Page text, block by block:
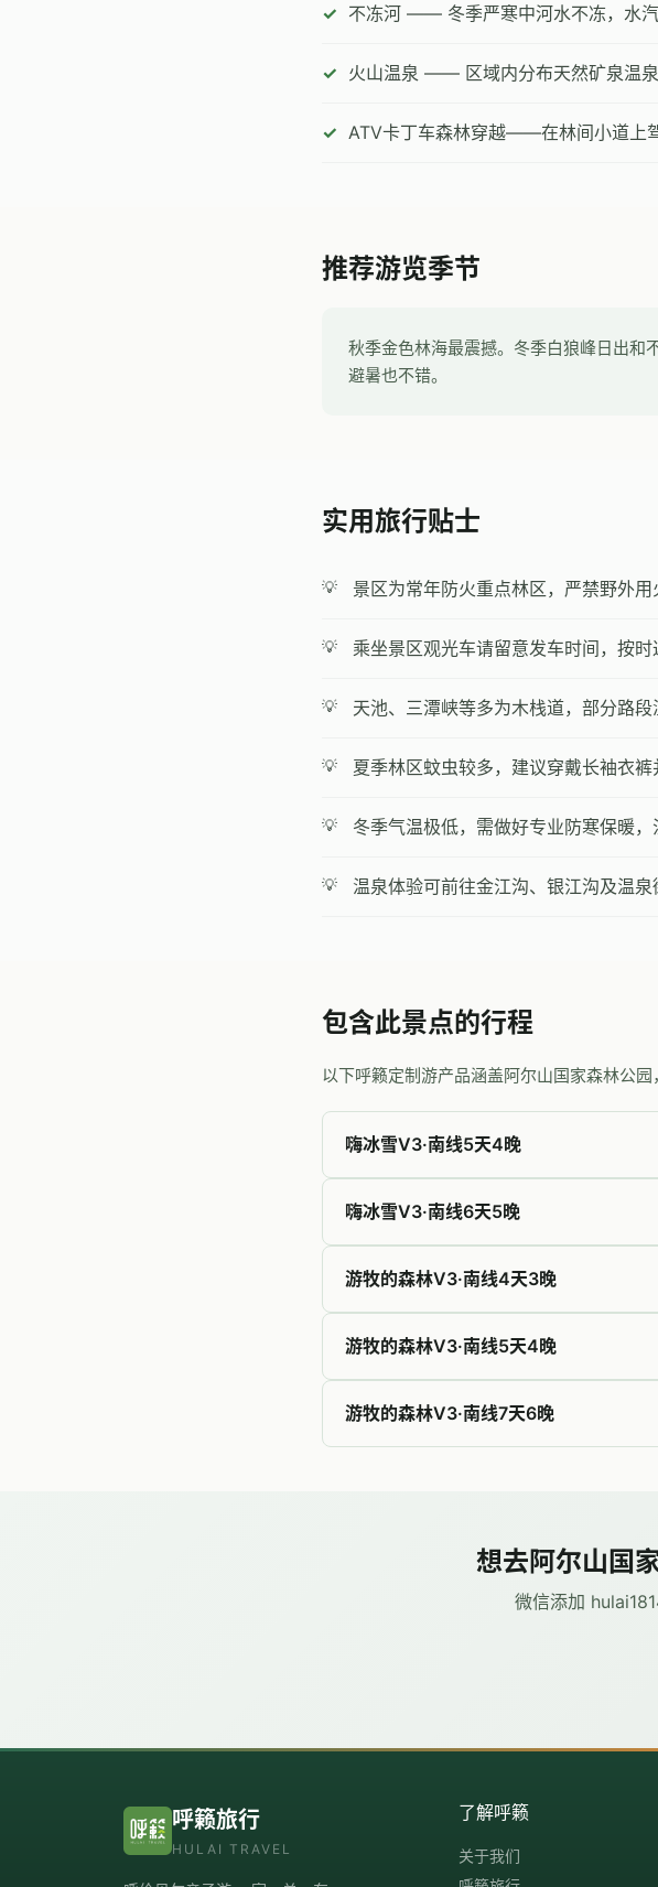
不冻河 —— 冬季严寒中河水不冻，水
火山温泉 —— 区域内分布天然矿泉温
ATV卡丁车森林穿越——在林间小道上
推荐游览季节
秋季金色林海最震撼。冬季白狼峰日出
避暑也不错。
实用旅行贴士
景区为常年防火重点林区，严禁野外
乘坐景区观光车请留意发车时间，按
天池、三潭峡等多为木栈道，部分路
夏季林区蚊虫较多，建议穿戴长袖衣
冬季气温极低，需做好专业防寒保暖
温泉体验可前往金江沟、银江沟及温
包含此景点的行程
以下呼籁定制游产品涵盖阿尔山国家森林公园
嗨冰雪V3·南线5天4晚
嗨冰雪V3·南线6天5晚
游牧的森林V3·南线4天3晚
游牧的森林V3·南线5天4晚
游牧的森林V3·南线7天6晚
想去阿尔山国
微信添加
呼籁旅行
HULAI TRAVEL
了解呼籁
关于我们